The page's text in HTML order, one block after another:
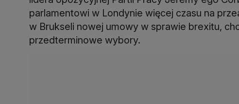
parlamentowi w Londynie więcej czasu na
w Brukseli nowej umowy w sprawie brexitu,
przedterminowe wybory.